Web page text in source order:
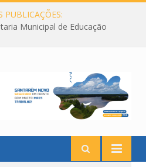
PUBLICAÇÕES:
Municipal de Educação